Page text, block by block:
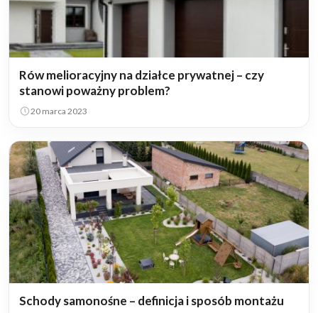
Rów melioracyjny na działce prywatnej – czy
stanowi poważny problem?
20 marca 2023
Schody samonośne – definicja i sposób montażu